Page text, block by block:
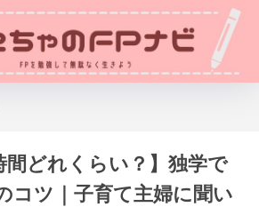
間どれくらい？】独学で
コツ｜子育て主婦に聞い